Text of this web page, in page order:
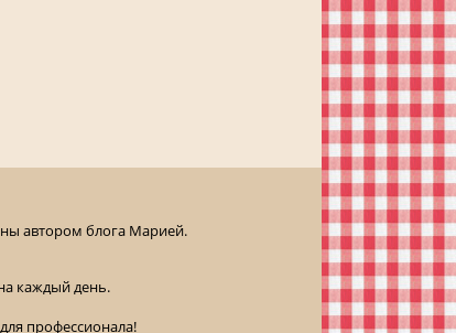
автором блога Марией.
каждый день.
профессионала!